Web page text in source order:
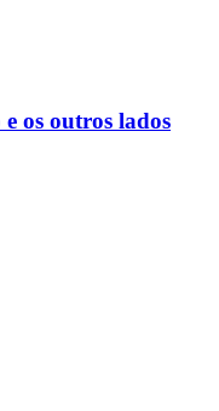
os outros lados